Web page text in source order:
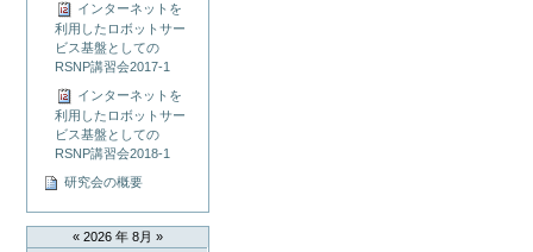
インターネットを
利用したロボットサー
ビス基盤としての
RSNP講習会2017-1
インターネットを
利用したロボットサー
ビス基盤としての
RSNP講習会2018-1
研究会の概要
« 2026 年 8月»